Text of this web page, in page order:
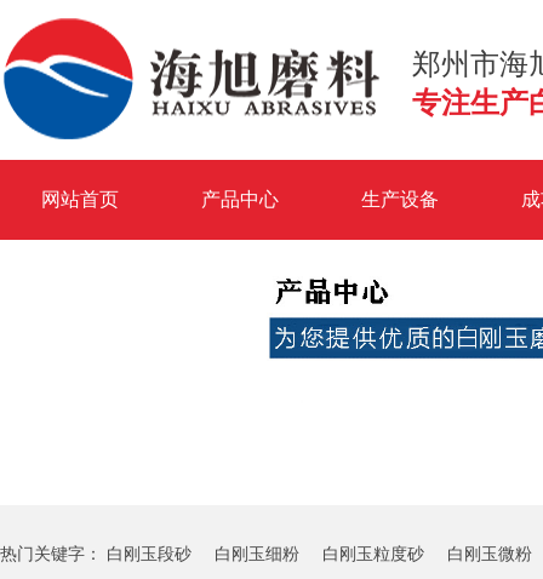
郑州市海
专注生产
网站首页 产品中心 生产设备
热门关键字： 白刚玉段砂 白刚玉细粉 白刚玉粒度砂 白刚玉微粉